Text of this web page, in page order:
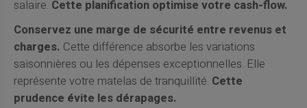
salaire. Cette planification optimise votre cash-flow.
Conservez une marge de sécurité entre revenus et
charges. Cette différence absorbe les variations
saisonnières ou les dépenses exceptionnelles. Elle
représente votre matelas de tranquillité. Cette
prudence évite les dérapages.